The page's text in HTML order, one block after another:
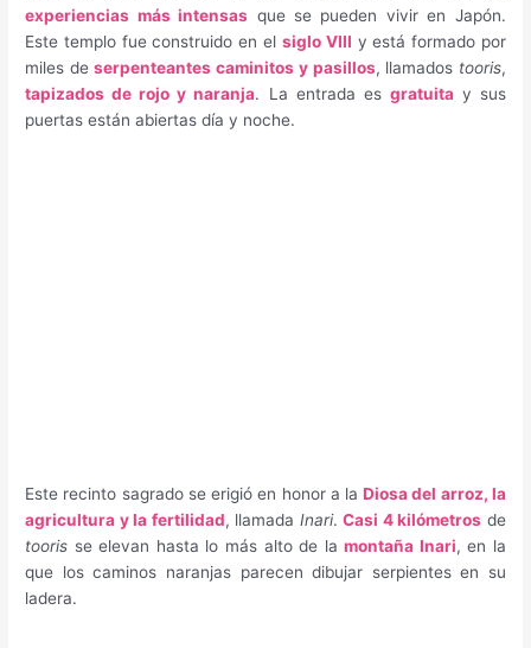
experiencias más intensas que se pueden vivir en Japón.
Este templo fue construido en el siglo VIII y está formado por
miles deserpenteantes caminitos y pasillos, llamados tooris,
tapizados de rojo y naranja. La entrada es gratuitay sus
puertas están abiertas día y noche.
Este recinto sagrado se erigió en honor a laDiosa del arroz, la
agricultura y la fertilidad, llamada Inari.Casi 4 kilómetros de
tooris se elevan hasta lo más alto de lamontaña Inari, en la
que los caminos naranjas parecen dibujar serpientes en su
ladera.